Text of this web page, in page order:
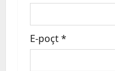
E-poçt*